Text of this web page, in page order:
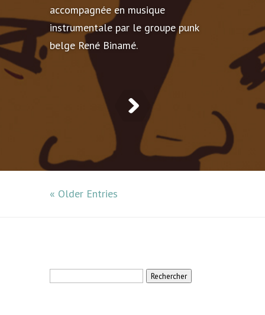
accompagnée en musique
instrumentale par le groupe punk
belge René Binamé.
« Older Entries
Rechercher :